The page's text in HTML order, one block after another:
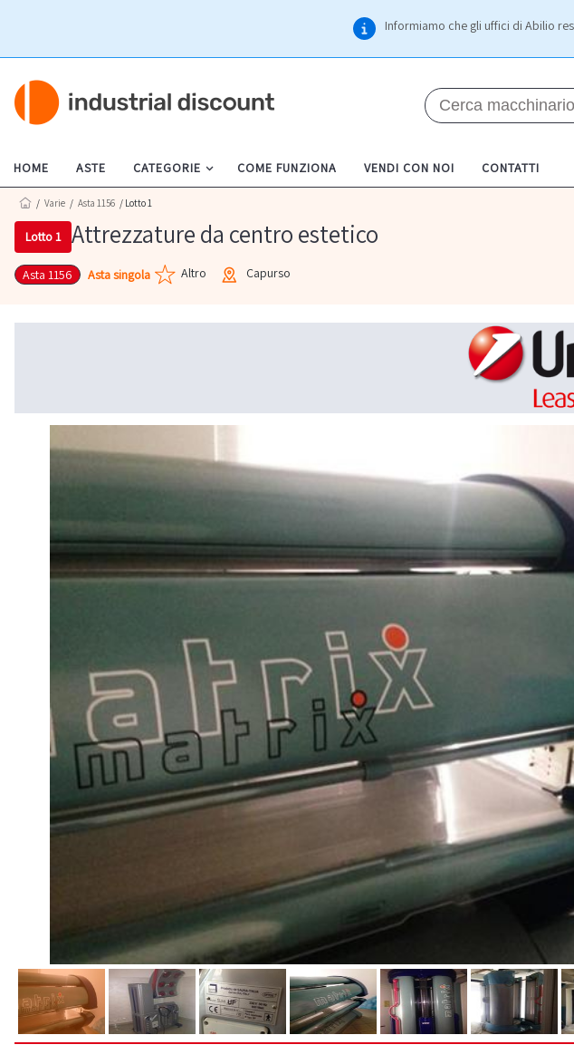
Informiamo che gli uffici di Abilio
HOME ASTE CATEGORIE COME FUNZIONA VENDI CON NOI CONTATTI
/ Varie / Asta 1156 / Lotto 1
Lotto 1 Attrezzature da centro estetico
Asta 1156 Asta singola Altro Capurso